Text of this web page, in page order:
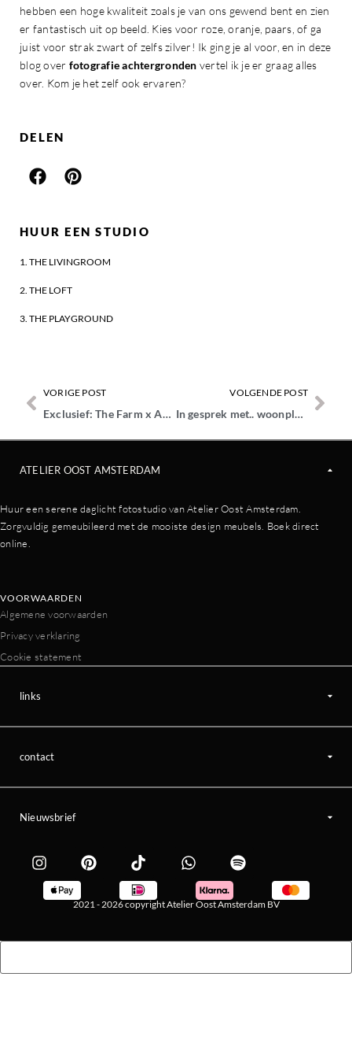
hebben een hoge kwaliteit zoals je van ons gewend bent en zien
er fantastisch uit op beeld. Kies voor roze, oranje, paars, of ga
juist voor strak zwart of zelfs zilver! Ik ging je al voor, en in deze
blog over fotografie achtergronden vertel ik je er graag alles
over. Kom je het zelf ook ervaren?
DELEN
HUUR EEN STUDIO
1. THE LIVINGROOM
2. THE LOFT
3. THE PLAYGROUND
VORIGE POST
Exclusief: The Farm x ART IN RETURN event report
VOLGENDE POST
In gesprek met.. woonplatform LekkerWONEN in The Townhouse
ATELIER OOST AMSTERDAM
Huur een serene daglicht fotostudio van Atelier Oost Amsterdam.
Zorgvuldig gemeubileerd met de mooiste design meubels. Boek direct
online.
VOORWAARDEN
Algemene voorwaarden
Privacy verklaring
Cookie statement
links
contact
Nieuwsbrief
2021 - 2026 copyright Atelier Oost Amsterdam BV